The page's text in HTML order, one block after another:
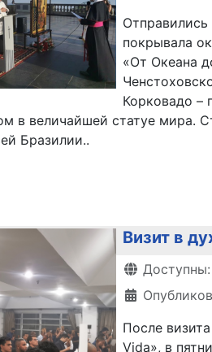
покрывала
«От Океана
Корковадо –
в величайшей статуе
Бразилии..
Визит в
Информация
Доступны:
После
Vida», в